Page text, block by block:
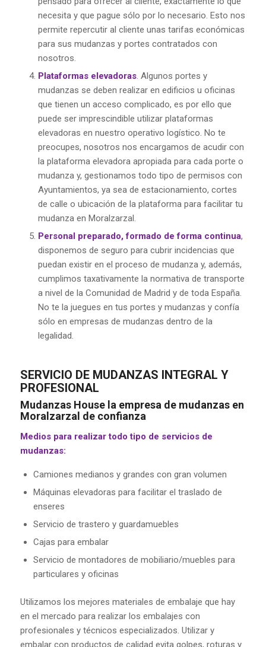
necesita y que pague sólo por lo necesario. Esto nos
permite repercutir al cliente unas tarifas económicas
para sus mudanzas y portes contratados con
nosotros.
Plataformas elevadoras. Algunos portes y
mudanzas se deben realizar en edificios u oficinas
que tienen un acceso complicado, es por ello que
puede ser imprescindible utilizar plataformas
elevadoras en nuestro operativo logístico. No te
preocupes, nosotros nos encargamos de acudir con
la plataforma elevadora apropiada para cada porte o
mudanza y, gestionamos todo tipo de permisos con
Ayuntamientos, ya sea de estacionamiento, cortes
de calle o ubicación de la plataforma para facilitar tu
mudanza en Moralzarzal.
Personal preparado, formado de forma continua,
disponemos de seguro para cubrir incidencias que
puedan existir en el proceso de mudanza y, además,
cumplimos taxativamente la normativa de transporte
a nivel de la Comunidad de Madrid y de toda España.
No te la juegues en tus portes y mudanzas y confía
sólo en empresas de mudanzas dentro de la
legalidad.
SERVICIO DE MUDANZAS INTEGRAL Y
PROFESIONAL
Mudanzas House la empresa de mudanzas en
Moralzarzal de confianza
Medios para realizar todo tipo de servicios de
mudanzas:
Camiones medianos y grandes con gran volumen
Máquinas elevadoras para facilitar el traslado de
enseres
Servicio de trastero y guardamuebles
Cajas para embalar
Servicio de montadores de mobiliario/muebles para
particulares y oficinas
Utilizamos los mejores materiales de embalaje que hay
en el mercado para realizar los embalajes con
profesionales y técnicos especializados. Utilizar y
embalar con productos de calidad evita golpes, roturas y